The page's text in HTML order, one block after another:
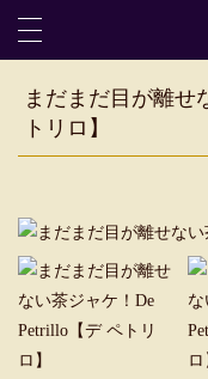
まだまだ目が離せ
トリロ】